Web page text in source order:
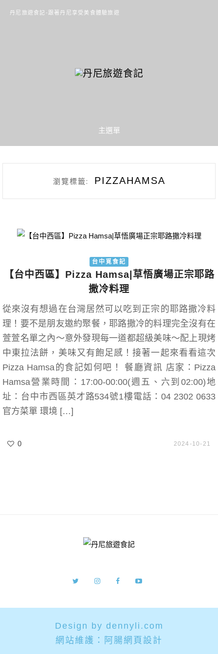
丹尼旅遊食記-跟著丹尼享受美食體驗旅遊
主選單
瀏覽標籤: PIZZAHAMSA
台中覓食記
【台中西區】Pizza Hamsa|草悟廣場正宗耶路
撒冷料理
從來沒有想過在台灣居然可以吃到正宗的耶路撒冷料
理！要不是朋友邀約聚餐，耶路撒冷的料理完全沒有在
萱萱名單之內～意外發現每一道都超級美味～配上現烤
中東拉法餅，美味又有飽足感！接著一起來看看這次
Pizza Hamsa的食記如何吧！ 餐廳資訊 店家：Pizza
Hamsa營業時間：17:00-00:00(週五、六到02:00)地
址：台中市西區英才路534號1樓電話：04 2302 0633
官方菜單 環境 […]
0 2024-10-21
Design by dennyli.com
網站維護： 阿腸網頁設計